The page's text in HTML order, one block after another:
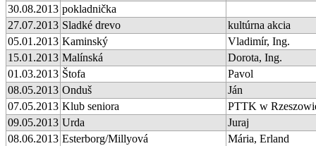
30.08.2013 pokladnička
27.07.2013 Sladké drevo
kultúrna akcia
05.01.2013 Kaminský
Vladimír, Ing.
15.01.2013 Malínská
Dorota, Ing.
01.03.2013 Štofa
Pavol
08.05.2013 Onduš
Ján
07.05.2013 Klub seniora
PTTK w
09.05.2013 Urda
Juraj
08.06.2013 Esterborg/Millyová
Mária, Erland